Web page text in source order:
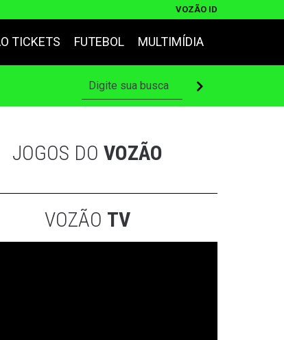
VOZÃO ID
TICKETS FUTEBOL MULTIMÍDIA
JOGOS DO VOZÃO
VOZÃO TV